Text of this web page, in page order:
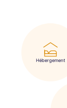
Hébergement